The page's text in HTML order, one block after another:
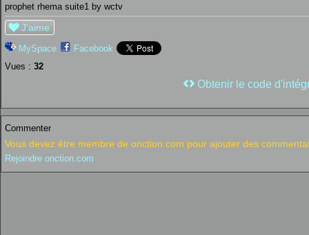
prophet rhema suite1 by wctv
J'aime
MySpace
Facebook
Vues : 32
Obtenir le code
Commenter
Vous devez être membre de onction.com pour ajouter des
Rejoindre onction.com